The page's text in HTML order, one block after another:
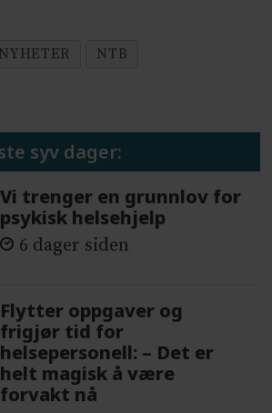
NYHETER NTB
syv dager:
Vi trenger en grunnlov for
psykisk helsehjelp
6 dager siden
Flytter oppgaver og
frigjør tid for
helsepersonell: – Det er
helt magisk å være
forvakt nå